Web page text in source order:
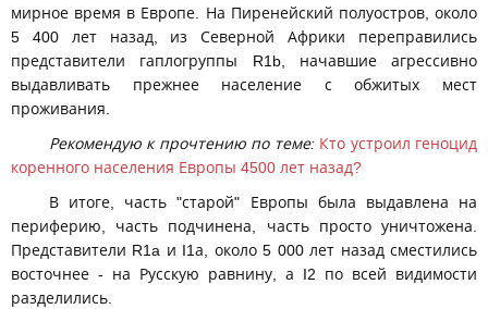
мирное время в Европе. На Пиренейский полуостров, около
5 400 лет назад, из Северной Африки переправились
представители гаплогруппы R1b, начавшие агрессивно
выдавливать прежнее население с обжитых мест
проживания.
Рекомендую к прочтению по теме: Кто устроил геноцид
коренного населения Европы 4500 лет назад?
В итоге, часть "старой" Европы была выдавлена на
периферию, часть подчинена, часть просто уничтожена.
Представители R1a и I1а, около 5 000 лет назад сместились
восточнее - на Русскую равнину, а I2 по всей видимости
разделились.